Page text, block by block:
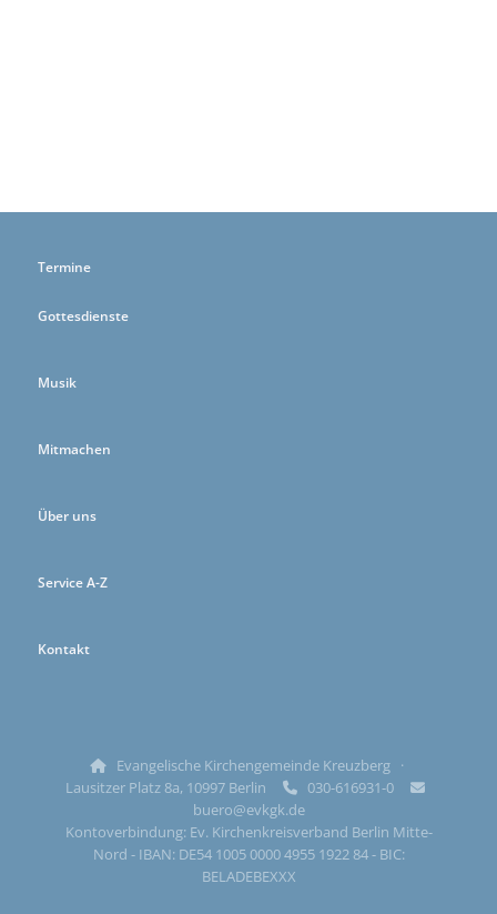
Termine
Gottesdienste
Musik
Mitmachen
Über uns
Service A-Z
Kontakt

Evangelische Kirchengemeinde Kreuzberg ·
Lausitzer Platz 8a, 10997 Berlin
 030-616931-0 
buero@evkgk.de
Kontoverbindung: Ev. Kirchenkreisverband Berlin Mitte-
Nord - IBAN: DE54 1005 0000 4955 1922 84 - BIC:
BELADEBEXXX